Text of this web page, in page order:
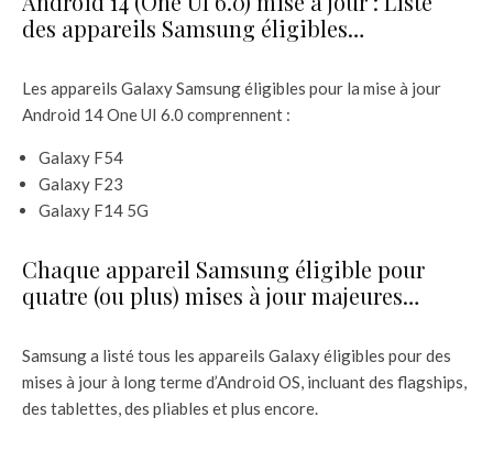
des appareils Samsung éligibles…
Les appareils Galaxy Samsung éligibles pour la mise à jour
Android 14 One UI 6.0 comprennent :
Galaxy F54
Galaxy F23
Galaxy F14 5G
Chaque appareil Samsung éligible pour
quatre (ou plus) mises à jour majeures…
Samsung a listé tous les appareils Galaxy éligibles pour des
mises à jour à long terme d’Android OS, incluant des flagships,
des tablettes, des pliables et plus encore.